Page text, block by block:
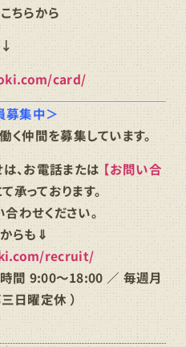
ちらから
↓
card/
募集中＞
仲間を募集しています。
、お電話または 【お問い合
承っております。
わせください。
らも⇓
recruit/
間 9:00～18:00 ／ 毎週月
三日曜定休 ）